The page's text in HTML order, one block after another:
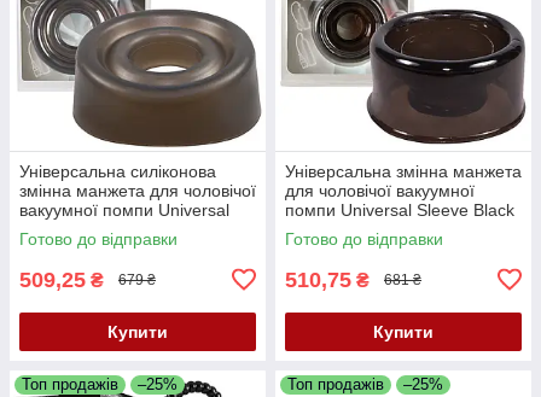
Універсальна силіконова
змінна манжета для чоловічої
вакуумної помпи Universal
Silikon Sleeve Black
Готово до відправки
509,25 ₴ 679 ₴
Купити
Універсальна змінна манжета
для чоловічої вакуумної
помпи Universal Sleeve Black
Готово до відправки
510,75 ₴ 681 ₴
Купити
Топ продажів –25% Топ продажів –25%